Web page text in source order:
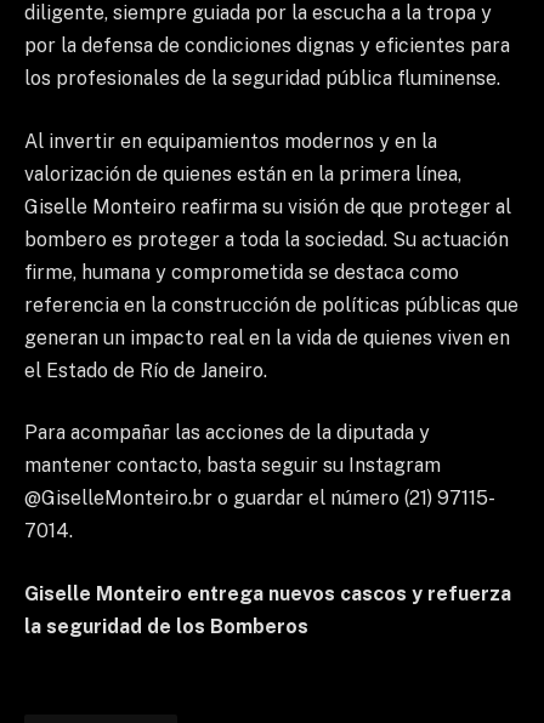
diligente, siempre guiada por la escucha a la tropa y
por la defensa de condiciones dignas y eficientes para
los profesionales de la seguridad pública fluminense.
Al invertir en equipamientos modernos y en la
valorización de quienes están en la primera línea,
Giselle Monteiro reafirma su visión de que proteger al
bombero es proteger a toda la sociedad. Su actuación
firme, humana y comprometida se destaca como
referencia en la construcción de políticas públicas que
generan un impacto real en la vida de quienes viven en
el Estado de Río de Janeiro.
Para acompañar las acciones de la diputada y
mantener contacto, basta seguir su Instagram
@GiselleMonteiro.br o guardar el número (21) 97115-
7014.
Giselle Monteiro entrega nuevos cascos y refuerza
la seguridad de los Bomberos